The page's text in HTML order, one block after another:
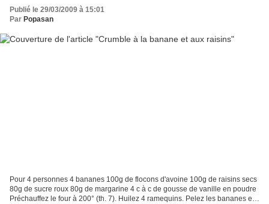
Publié le 29/03/2009 à 15:01
Par Popasan
Pour 4 personnes 4 bananes 100g de flocons d'avoine 100g de raisins secs
80g de sucre roux 80g de margarine 4 c à c de gousse de vanille en poudre
Préchauffez le four à 200° (th. 7). Huilez 4 ramequins. Pelez les bananes et